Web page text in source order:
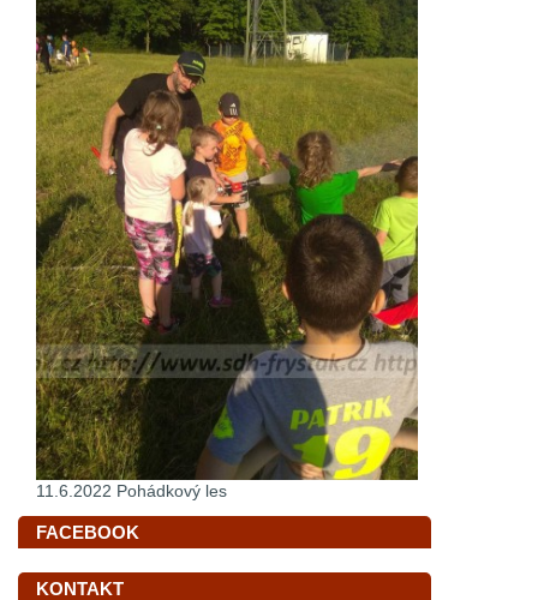
11.6.2022 Pohádkový les
FACEBOOK
KONTAKT